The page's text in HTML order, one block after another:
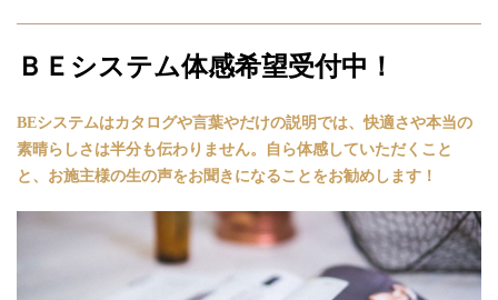
ＢＥシステム体感希望受付中！
BEシステムはカタログや言葉やだけの説明では、快適さや本当の
素晴らしさは半分も伝わりません。
自ら体感していただくこと
と、お施主様の生の声をお聞きになることをお勧めします！